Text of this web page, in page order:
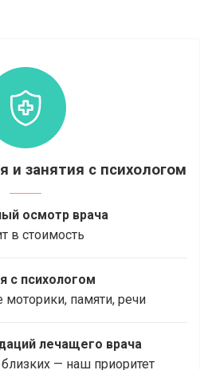
и занятия с психологом
осмотр врача
в стоимость
с психологом
моторики, памяти, речи
лечащего врача
— наш приоритет